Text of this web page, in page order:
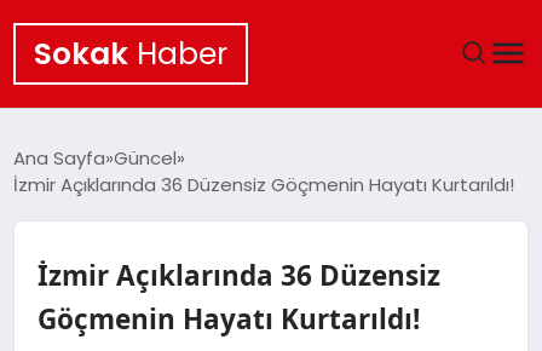
Sokak Haber
EKONOMI
POLITIKA
GÜNCEL
Ana Sayfa Güncel
İzmir Açıklarında 36 Düzensiz Göçmenin Hayatı Kurtarıldı!
İzmir Açıklarında 36 Düzensiz
Göçmenin Hayatı Kurtarıldı!